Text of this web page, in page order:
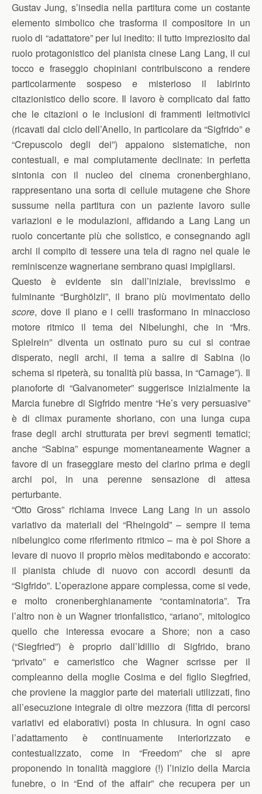
Gustav Jung, s’insedia nella partitura come un costante
elemento simbolico che trasforma il compositore in un
ruolo di “adattatore” per lui inedito: il tutto impreziosito dal
ruolo protagonistico del pianista cinese Lang Lang, il cui
tocco e fraseggio chopiniani contribuiscono a rendere
particolarmente sospeso e misterioso il labirinto
citazionistico dello score. Il lavoro è complicato dal fatto
che le citazioni o le inclusioni di frammenti leitmotivici
(ricavati dal ciclo dell’Anello, in particolare da “Sigfrido” e
“Crepuscolo degli dei”) appaiono sistematiche, non
contestuali, e mai compiutamente declinate: in perfetta
sintonia con il nucleo del cinema cronenberghiano,
rappresentano una sorta di cellule mutagene che Shore
sussume nella partitura con un paziente lavoro sulle
variazioni e le modulazioni, affidando a Lang Lang un
ruolo concertante più che solistico, e consegnando agli
archi il compito di tessere una tela di ragno nel quale le
reminiscenze wagneriane sembrano quasi impigliarsi.
Questo è evidente sin dall’iniziale, brevissimo e
fulminante “Burghölzli”, il brano più movimentato dello
score, dove il piano e i celli trasformano in minaccioso
motore ritmico il tema dei Nibelunghi, che in “Mrs.
Spielrein” diventa un ostinato puro su cui si contrae
disperato, negli archi, il tema a salire di Sabina (lo
schema si ripeterà, su tonalità più bassa, in “Carnage”). Il
pianoforte di “Galvanometer” suggerisce inizialmente la
Marcia funebre di Sigfrido mentre “He’s very persuasive”
è di climax puramente shoriano, con una lunga cupa
frase degli archi strutturata per brevi segmenti tematici;
anche “Sabina” espunge momentaneamente Wagner a
favore di un fraseggiare mesto del clarino prima e degli
archi poi, in una perenne sensazione di attesa
perturbante.
“Otto Gross” richiama invece Lang Lang in un assolo
variativo da materiali del “Rheingold” – sempre il tema
nibelungico come riferimento ritmico – ma è poi Shore a
levare di nuovo il proprio mèlos meditabondo e accorato:
il pianista chiude di nuovo con accordi desunti da
“Sigfrido”. L’operazione appare complessa, come si vede,
e molto cronenberghianamente “contaminatoria”. Tra
l’altro non è un Wagner trionfalistico, “ariano”, mitologico
quello che interessa evocare a Shore; non a caso
(“Siegfried”) è proprio dall’Idillio di Sigfrido, brano
“privato” e cameristico che Wagner scrisse per il
compleanno della moglie Cosima e del figlio Siegfried,
che proviene la maggior parte dei materiali utilizzati, fino
all’esecuzione integrale di oltre mezzora (fitta di percorsi
variativi ed elaborativi) posta in chiusura. In ogni caso
l’adattamento è continuamente interiorizzato e
contestualizzato, come in “Freedom” che si apre
proponendo in tonalità maggiore (!) l’inizio della Marcia
funebre, o in “End of the affair” che recupera per un